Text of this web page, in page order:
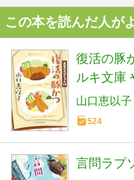
この本を読んだ人が
復活の豚
ルキ文庫
山口恵以子
524
言問ラプ